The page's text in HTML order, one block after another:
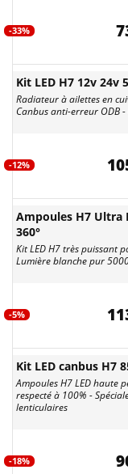
-33%
Kit LED H7 12v 24v
Radiateur à ailettes en
Canbus anti-erreur ODB
-12%
Ampoules H7 Ultra
360°
Kit LED H7 très puissant
Lumière blanche pur
-5%
Kit LED canbus H7
Ampoules H7 LED haute
respecté à 100% -
lenticulaires
-18%